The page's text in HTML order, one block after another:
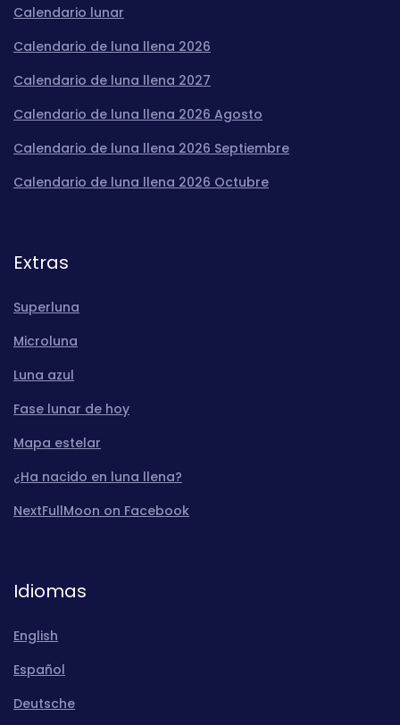
Calendario lunar
Calendario de luna llena 2026
Calendario de luna llena 2027
Calendario de luna llena 2026 Agosto
Calendario de luna llena 2026 Septiembre
Calendario de luna llena 2026 Octubre
Extras
Superluna
Microluna
Luna azul
Fase lunar de hoy
Mapa estelar
¿Ha nacido en luna llena?
NextFullMoon on Facebook
Idiomas
English
Español
Deutsche